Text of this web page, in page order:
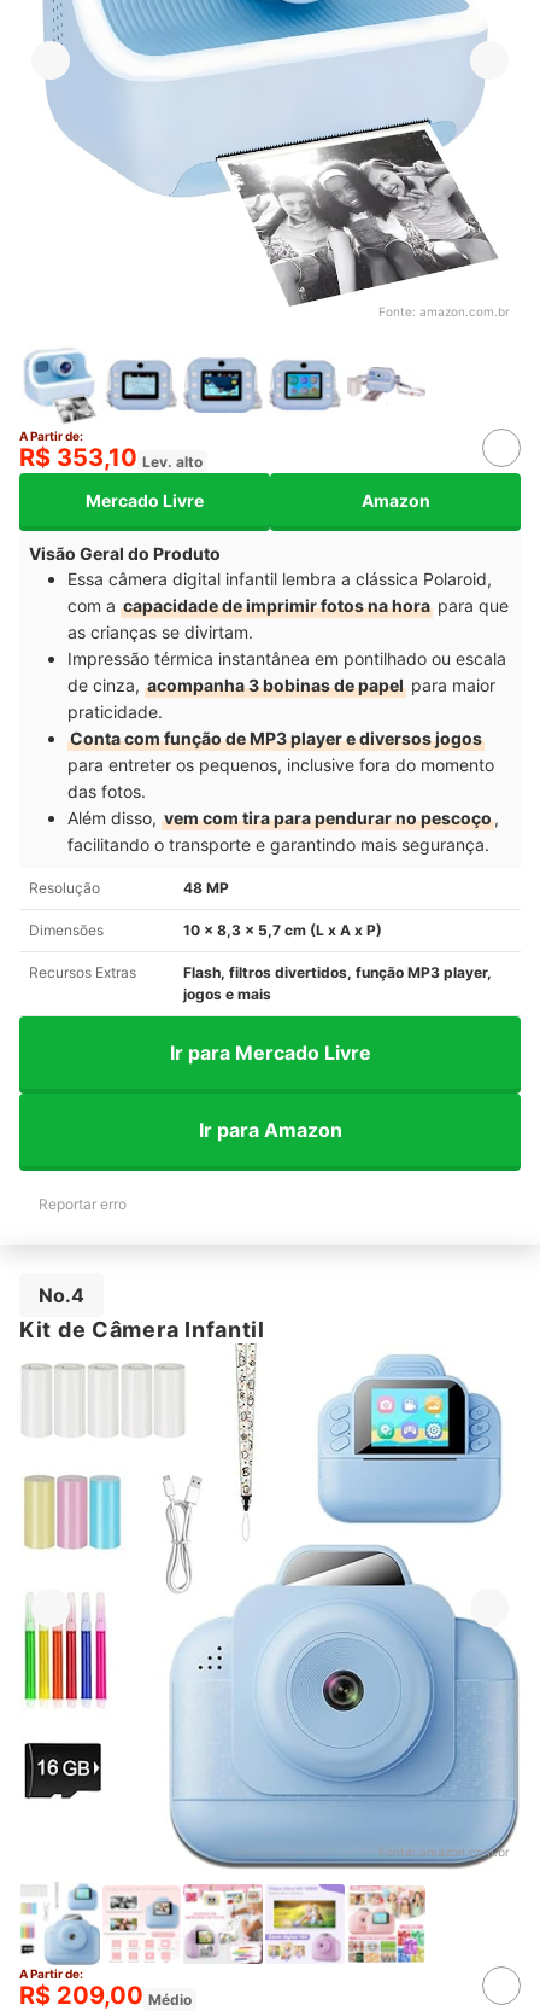
Fonte: amazon.com.br
A Partir de:
R$ 353,10 Lev. alto
Mercado Livre Amazon
Visão Geral do Produto
Essa câmera digital infantil lembra a clássica Polaroid,
com a capacidade de imprimir fotos na hora para que
as crianças se divirtam.
Impressão térmica instantânea em pontilhado ou escala
de cinza, acompanha 3 bobinas de papel para maior
praticidade.
Conta com função de MP3 player e diversos jogos
para entreter os pequenos, inclusive fora do momento
das fotos.
Além disso, vem com tira para pendurar no pescoço,
facilitando o transporte e garantindo mais segurança.
Resolução 48 MP
Dimensões 10 x 8,3 x 5,7 cm (L x A x P)
Recursos Extras
Flash, filtros divertidos, função MP3 player,
jogos e mais
Ir para Mercado Livre
Ir para Amazon
Reportar erro
No.4
Kit de Câmera Infantil
Fonte: amazon.com.br
A Partir de:
R$ 209,00 Médio